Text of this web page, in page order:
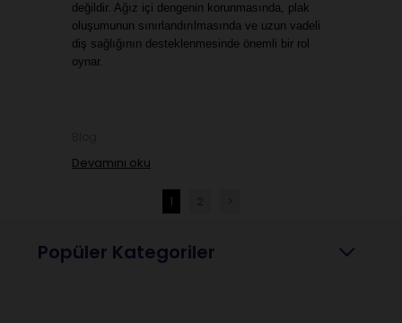
değildir. Ağız içi dengenin korunmasında, plak
oluşumunun sınırlandırılmasında ve uzun vadeli
diş sağlığının desteklenmesinde önemli bir rol
oynar.
Devamını oku
1
Popüler Kategoriler